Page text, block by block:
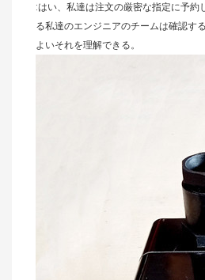
:はい、私達は注文の厳密な指定に予
る私達のエンジニアのチームは確認す
よいそれを理解できる。